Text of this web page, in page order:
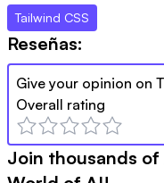
Tailwind CSS
Reseñas:
Give your opinion on
Overall rating
Join thousands